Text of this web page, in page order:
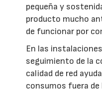
pequeña y
producto mucho
de funcionar por
En las
seguimiento de la
calidad de red
consumos fuera de